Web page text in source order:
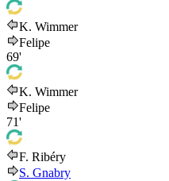
K. Wimmer
Felipe
69'
K. Wimmer
Felipe
71'
F. Ribéry
S. Gnabry